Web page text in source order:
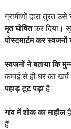
ग्रामीणों द्वारा तुरंत उसे
मृत घोषितकर दिया।
पोस्टमार्टम कर स्वजनों
स्वजनों ने बताया कि
कमाई से ही घर का
पहाड़ टूट पड़ाहै।
गांव में शोक का माहौलहै
हैं।